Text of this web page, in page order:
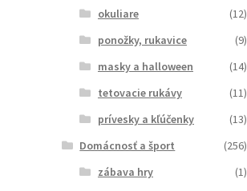
okuliare
(12)
ponožky, rukavice
(9)
masky a halloween
(14)
tetovacie rukávy
(11)
prívesky a kľúčenky
(13)
Domácnosť a šport
(256)
zábava hry
(1)